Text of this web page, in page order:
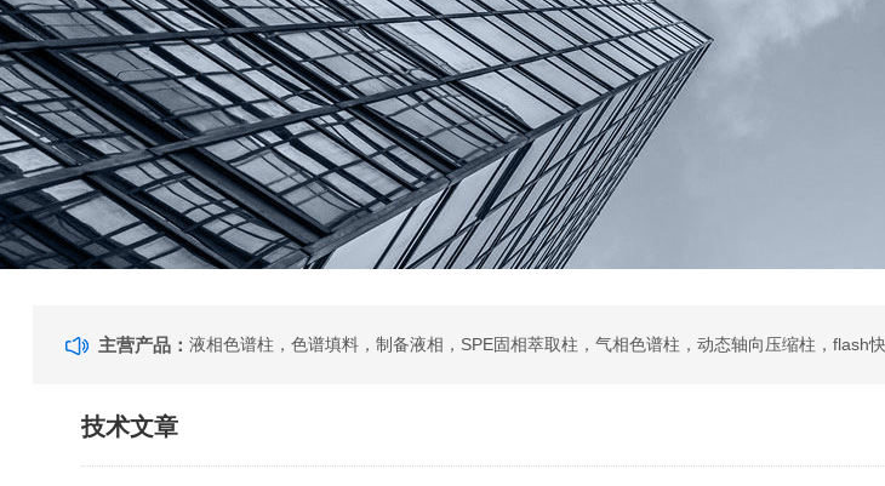
主营产品：
技术文章